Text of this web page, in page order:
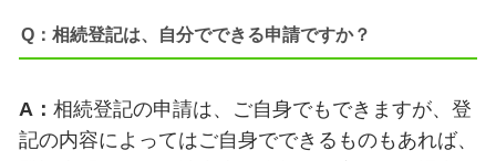
Q：相続登記は、自分でできる申請ですか？
A： 相続登記の申請は、ご自身でもできますが、登
記の内容によってはご自身でできるものもあれば、